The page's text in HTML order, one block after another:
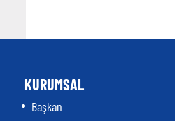
KURUMSAL
Başkan